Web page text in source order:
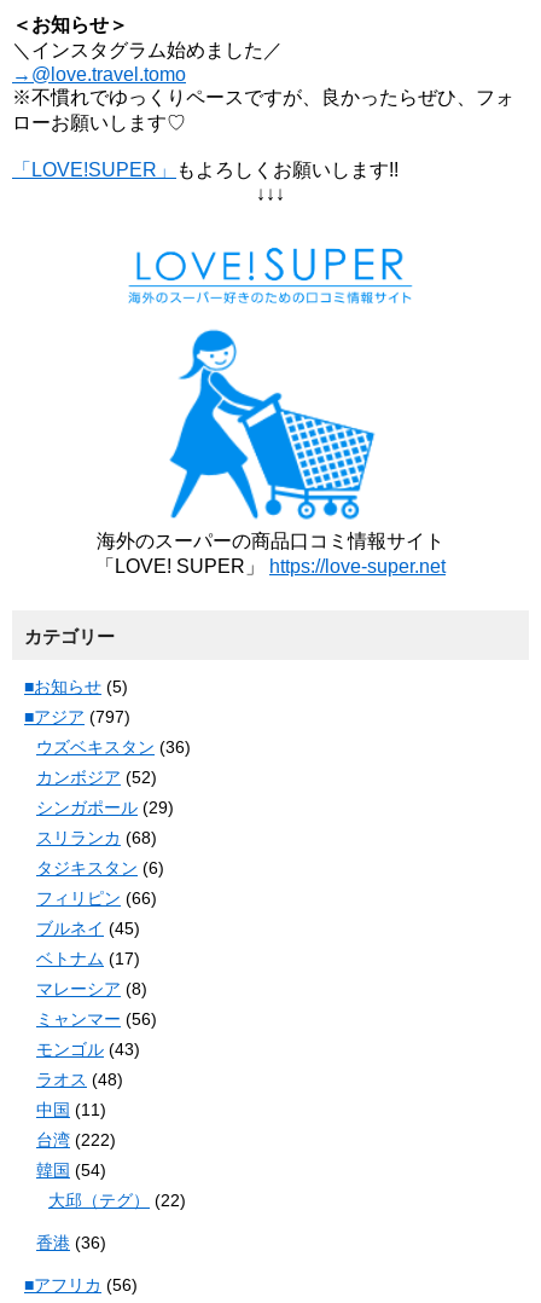
＜お知らせ＞
＼インスタグラム始めました／
→@love.travel.tomo
※不慣れでゆっくりペースですが、良かったらぜひ、フォ
ローお願いします♡
「LOVE!SUPER」
もよろしくお願いします!!
↓↓↓
海外のスーパーの商品口コミ情報サイト
「LOVE! SUPER」
https://love-super.net
カテゴリー
■お知らせ (5)
■アジア (797)
ウズベキスタン (36)
カンボジア (52)
シンガポール (29)
スリランカ (68)
タジキスタン (6)
フィリピン (66)
ブルネイ (45)
ベトナム (17)
マレーシア (8)
ミャンマー (56)
モンゴル (43)
ラオス (48)
中国 (11)
台湾 (222)
韓国 (54)
大邱（テグ）
(22)
香港 (36)
■アフリカ (56)